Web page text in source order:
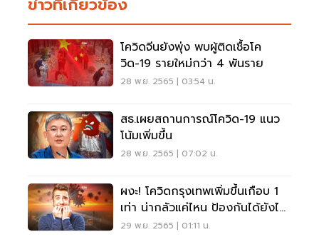
โควิดจีนยังพุ่ง พบผู้ติดเชื้อโค
วิด-19 รายใหม่กว่า 4 พันราย
28 พ.ย. 2565 | 03:54 น.
สธ.เผยสถานการณ์โควิด-19 แนว
โน้มเพิ่มขึ้น
28 พ.ย. 2565 | 07:02 น.
ผงะ! โควิดกรุงเทพเพิ่มขึ้นเกือบ 1
เท่า น่ากลัวแค่ไหน ป้องกันได้ยังไง
เช็คเลย
29 พ.ย. 2565 | 01:11 น.